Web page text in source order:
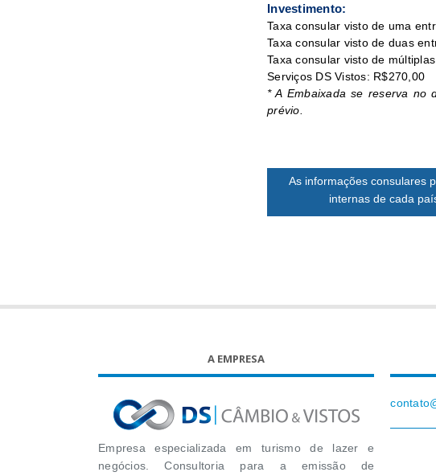
Investimento:
Taxa consular visto de uma
Taxa consular visto de duas
Taxa consular visto de
Serviços DS Vistos: R$270,00
* A Embaixada se reserva no
prévio.
As informações consulares
internas de cada
A EMPRESA
Empresa especializada em turismo de lazer e
negócios. Consultoria para a emissão de